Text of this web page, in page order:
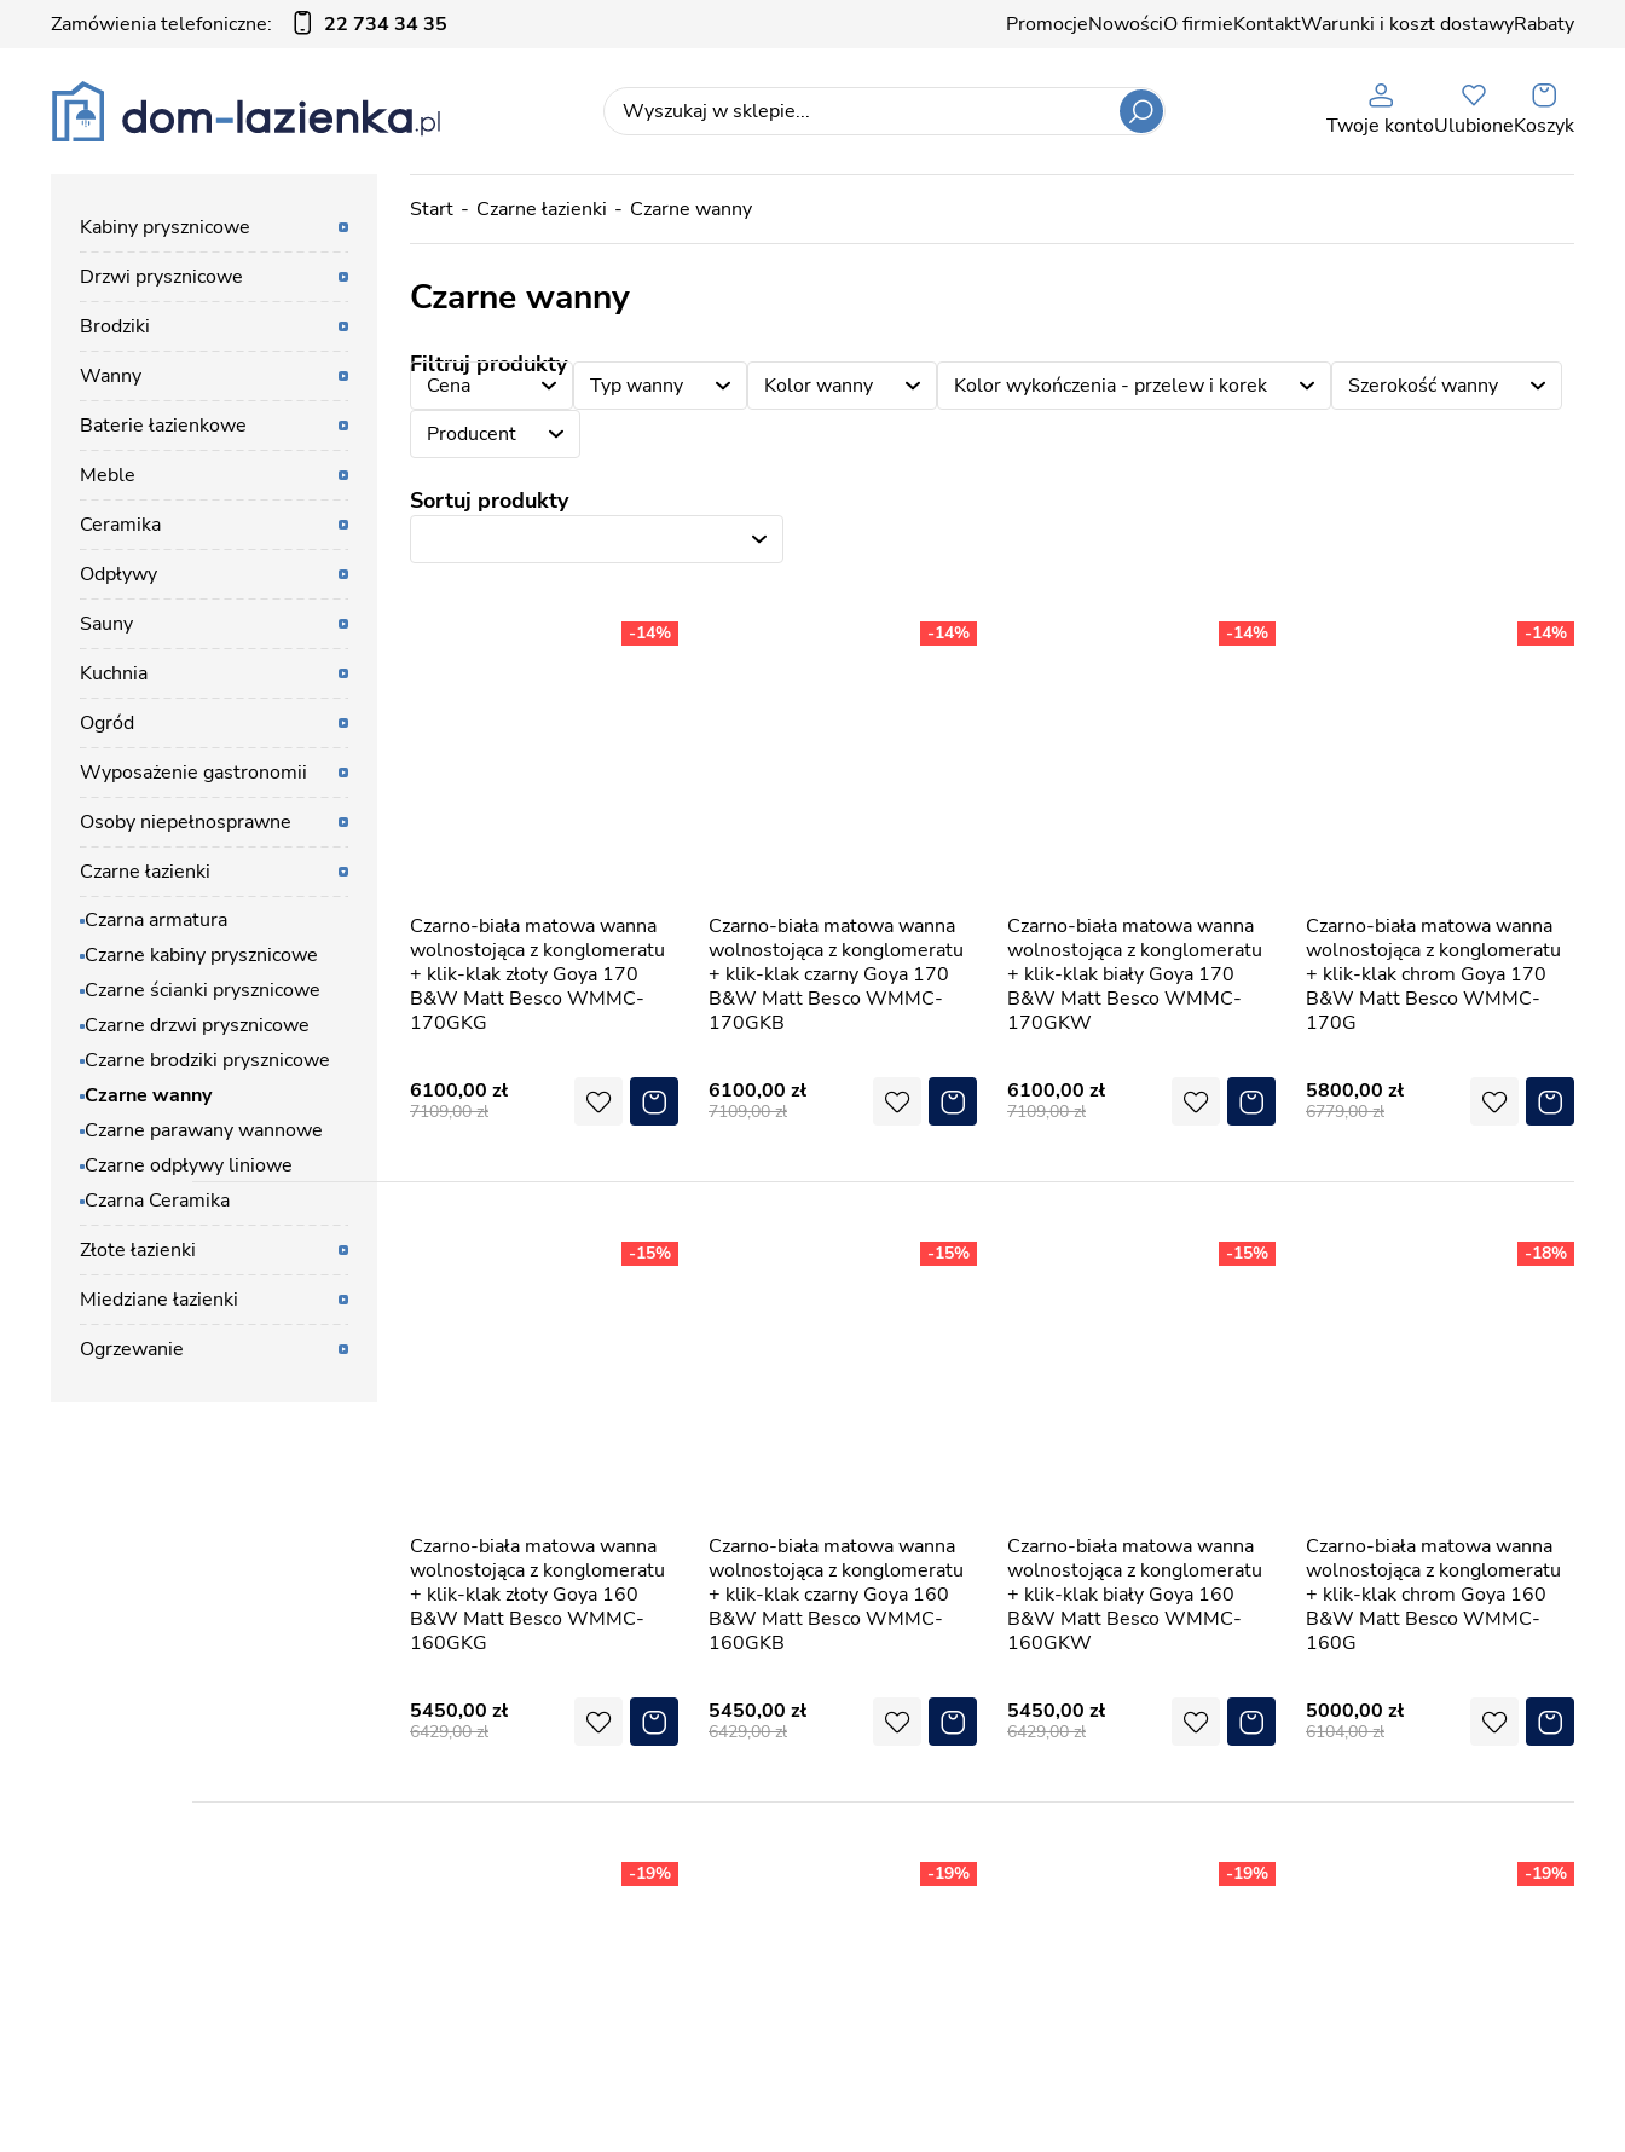
Zamówienia telefoniczne: 22 734 34 35 PromocjeNowościO firmieKontaktWarunki i koszt dostawyRabaty
Twoje kontoUlubioneKoszyk
Start Czarne łazienki Czarne wanny
Czarne wanny
Filtruj produkty
Cena Typ wanny Kolor wanny Kolor wykończenia - przelew i korek
Szerokość wanny
Producent
Sortuj produkty
Czarno-biała matowa wanna
wolnostojąca z konglomeratu
+ klik-klak złoty Goya 170
B&W Matt Besco WMMC-
170GKG
6100,00
7109,00
-14%
Czarno-biała matowa wanna
wolnostojąca z konglomeratu
+ klik-klak czarny Goya 170
B&W Matt Besco WMMC-
170GKB
6100,00
7109,00
-14%
Czarno-biała matowa wanna
wolnostojąca z konglomeratu
+ klik-klak biały Goya 170
B&W Matt Besco WMMC-
170GKW
6100,00
7109,00
-14%
Czarno-biała matowa wanna
wolnostojąca z konglomeratu
+ klik-klak chrom Goya 170
B&W Matt Besco WMMC-
170G
5800,00
6779,00
-14%
Czarno-biała matowa wanna
wolnostojąca z konglomeratu
+ klik-klak złoty Goya 160
B&W Matt Besco WMMC-
160GKG
5450,00
6429,00
-15%
Czarno-biała matowa wanna
wolnostojąca z konglomeratu
+ klik-klak czarny Goya 160
B&W Matt Besco WMMC-
160GKB
5450,00
6429,00
-15%
Czarno-biała matowa wanna
wolnostojąca z konglomeratu
+ klik-klak biały Goya 160
B&W Matt Besco WMMC-
160GKW
5450,00
6429,00
-15%
Czarno-biała matowa wanna
wolnostojąca z konglomeratu
+ klik-klak chrom Goya 160
B&W Matt Besco WMMC-
160G
5000,00
6104,00
-18%
-19% -19% -19% -19%
Kabiny prysznicowe
Drzwi prysznicowe
Brodziki
Wanny
Baterie łazienkowe
Meble
Ceramika
Odpływy
Sauny
Kuchnia
Ogród
Wyposażenie gastronomii
Osoby niepełnosprawne
Czarne łazienki
Czarna armatura
Czarne kabiny prysznicowe
Czarne ścianki prysznicowe
Czarne drzwi prysznicowe
Czarne brodziki prysznicowe
Czarne wanny
Czarne parawany wannowe
Czarne odpływy liniowe
Czarna Ceramika
Złote łazienki
Miedziane łazienki
Ogrzewanie